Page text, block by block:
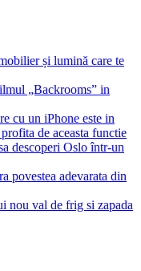
și lumină care te
„Backrooms” in
cu un iPhone este in
de aceasta functie
descoperi Oslo într-un
povestea adevarata din
nou val de frig si zapada